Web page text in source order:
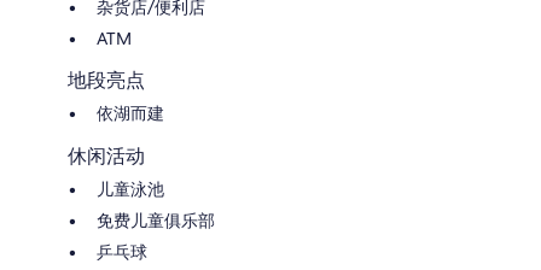
杂货店/便利店
ATM
地段亮点
依湖而建
休闲活动
儿童泳池
免费儿童俱乐部
乒乓球